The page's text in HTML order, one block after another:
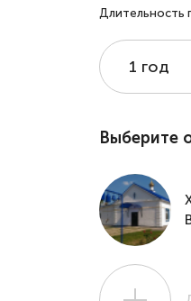
Длительность
1 год
Выберите